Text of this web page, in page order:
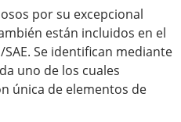
por su excepcional
están incluidos en el
Se identifican mediante
uno de los cuales
única de elementos de